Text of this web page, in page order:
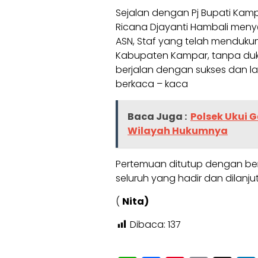
Sejalan dengan Pj Bupati
Ricana Djayanti Hambali
ASN, Staf yang telah
Kabupaten Kampar, tanpa
berjalan dengan sukses dan
berkaca – kaca
Baca Juga : Polsek Ukui
Wilayah Hukumnya
Pertemuan ditutup dengan
seluruh yang hadir dan
( Nita)
Dibaca: 137